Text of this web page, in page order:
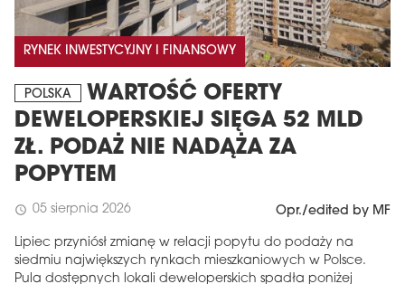
RYNEK INWESTYCYJNY I FINANSOWY
POLSKA
WARTOŚĆ OFERTY
DEWELOPERSKIEJ SIĘGA 52 MLD
ZŁ. PODAŻ NIE NADĄŻA ZA
POPYTEM
schedule 05 sierpnia 2026 Opr./edited by MF
Lipiec przyniósł zmianę w relacji popytu do podaży na
siedmiu największych rynkach mieszkaniowych w Polsce.
Pula dostępnych lokali deweloperskich spadła poniżej